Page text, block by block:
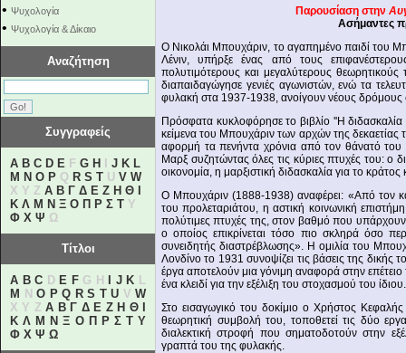
• Ψυχολογία
• Ψυχολογία & Δίκαιο
Αναζήτηση
Συγγραφείς
A B C D E F G H J K L
M N O P Q R S T U V W
X Y Z Α Β Γ Δ Ε Ζ Η Θ
Κ Λ Μ Ν Ξ Ο Π Ρ Σ Τ Υ
Φ Χ Ψ Ω
Τίτλοι
A B C D E FG H J K L
M
N O P Q R S T U V W
X Y ZΑ Β Γ Δ Ε Ζ Η Θ
Κ Λ Μ Ν Ξ Ο Π Ρ Σ Τ Υ
Φ Χ Ψ Ω
Παρουσίαση στην
Ασήμαντες
Ο Νικολάι Μπουχάριν, το αγαπημένο παιδί του
Λένιν, υπήρξε ένας από τους
πολυτιμότερους και μεγαλύτερους
διαπαιδαγώγησε γενιές αγωνιστών, ενώ τα
φυλακή στα 1937-1938, ανοίγουν νέους δρόμους
Πρόσφατα κυκλοφόρησε το βιβλίο ''Η
κείμενα του Μπουχάριν των αρχών της
αφορμή τα πενήντα χρόνια από τον θάνατό του
Μαρξ συζητώντας όλες τις κύριες πτυχές του: ο
οικονομία, η μαρξιστική διδασκαλία για το
Ο Μπουχάριν (1888-1938) αναφέρει: «Από τον
του προλεταριάτου, η αστική κοινωνική
πολύτιμες πτυχές της, στον βαθμό που
ο οποίος επικρίνεται τόσο πιο σκληρά όσο
συνειδητής διαστρέβλωσης». Η ομιλία του
Λονδίνο το 1931 συνοψίζει τις βάσεις της
έργα αποτελούν μια γόνιμη αναφορά στην
ένα κλειδί για την εξέλιξη του στοχασμού του ίδιου.
Στο εισαγωγικό του δοκίμιο ο Χρήστος
θεωρητική συμβολή του, τοποθετεί τις δύο
διαλεκτική στροφή που σηματοδοτούν στην
γραπτά του της φυλακής.